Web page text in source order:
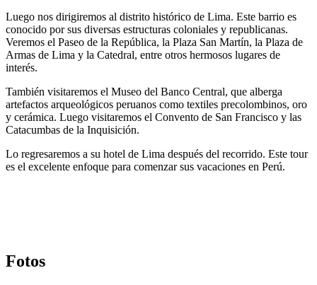
Luego nos dirigiremos al distrito histórico de Lima. Este barrio es
conocido por sus diversas estructuras coloniales y republicanas.
Veremos el Paseo de la República, la Plaza San Martín, la Plaza de
Armas de Lima y la Catedral, entre otros hermosos lugares de
interés.
También visitaremos el Museo del Banco Central, que alberga
artefactos arqueológicos peruanos como textiles precolombinos, oro
y cerámica. Luego visitaremos el Convento de San Francisco y las
Catacumbas de la Inquisición.
Lo regresaremos a su hotel de Lima después del recorrido. Este tour
es el excelente enfoque para comenzar sus vacaciones en Perú.
Fotos